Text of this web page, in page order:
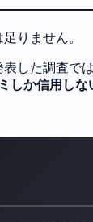
りません。
した調査では
しか信用しな